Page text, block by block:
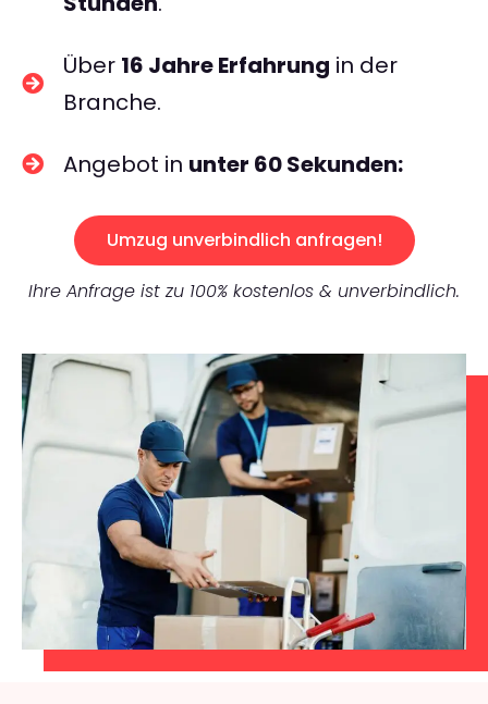
Über 16 Jahre Erfahrung in der
Branche.
Angebot in unter 60 Sekunden:
Umzug unverbindlich anfragen!
Ihre Anfrage ist zu 100% kostenlos & unverbindlich.